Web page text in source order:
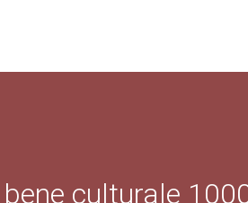
culturale